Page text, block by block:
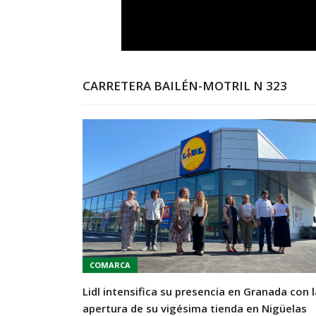
CARRETERA BAILÉN-MOTRIL N 323
COMARCA
Lidl intensifica su presencia en Granada con
apertura de su vigésima tienda en Nigüelas